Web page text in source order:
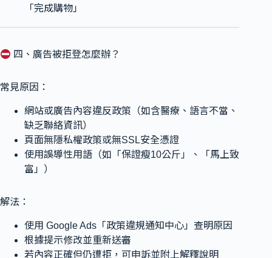
「完成購物」
四、廣告被拒登怎麼辦？
常見原因：
網站或廣告內容違反政策（如含醫療、語言不當、
缺乏聯絡資訊）
頁面無隱私權政策或無SSL安全憑證
使用誤導性用語（如「保證瘦10公斤」、「馬上致
富」）
解法：
使用 Google Ads「政策違規通知中心」查明原因
根據提示修改並重新送審
若內容正確但仍遭拒，可申訴並附上解釋說明